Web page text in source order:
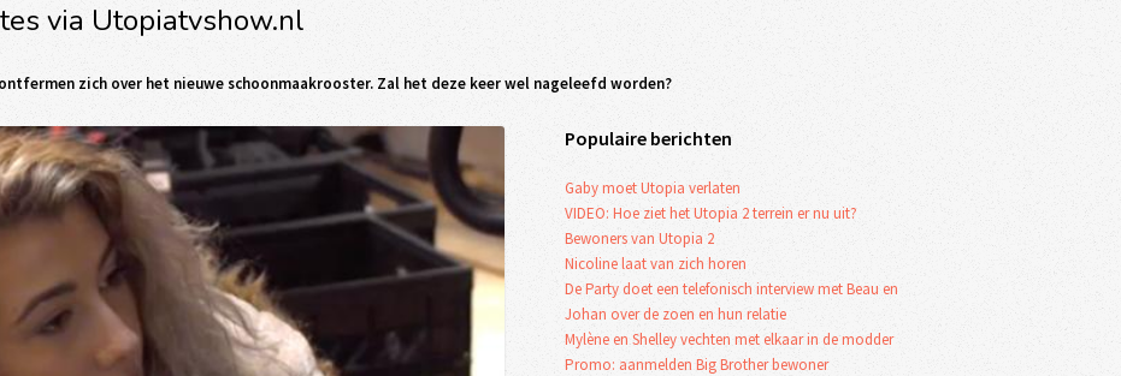
via Utopiatvshow.nl
zich over het nieuwe schoonmaakrooster. Zal het deze keer wel nageleefd worden?
Populaire berichten
Gaby moet Utopia verlaten
VIDEO: Hoe ziet het Utopia 2 terrein er nu uit?
Bewoners van Utopia 2
Nicoline laat van zich horen
De Party doet een telefonisch interview met Beau en
Johan over de zoen en hun relatie
Mylène en Shelley vechten met elkaar in de modder
Promo: aanmelden Big Brother bewoner